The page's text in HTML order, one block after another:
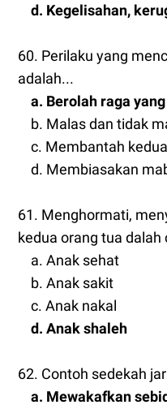
d. Kegelisahan,
60. Perilaku yang
adalah...
a. Berolah raga
b. Malas dan tidak
c. Membantah
d. Membiasakan
61. Menghormati,
kedua orang tua dalah
a. Anak sehat
b. Anak sakit
c. Anak nakal
d. Anak shaleh
62. Contoh sedekah
a. Mewakafkan